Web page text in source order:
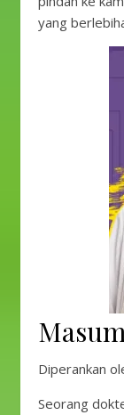
yang
Diperankan
Seorang